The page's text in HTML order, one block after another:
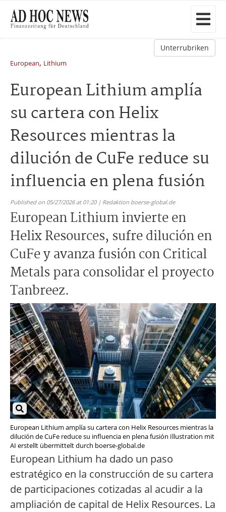
Unterrubriken
European, Lithium
European Lithium amplía
su cartera con Helix
Resources mientras la
dilución de CuFe reduce su
influencia en plena fusión
Published on 05/27/2026 at 01:20 | Redaktion boerse-global.de
European Lithium invierte en
Helix Resources, sufre dilución en
CuFe y avanza fusión con Critical
Metals para consolidar el proyecto
Tanbreez.
European Lithium amplía su cartera con Helix Resources mientras la
dilución de CuFe reduce su influencia en plena fusión Illustration mit
AI erstellt übermittelt durch boerse-global.de
European Lithium ha dado un paso
estratégico en la construcción de su cartera
de participaciones cotizadas al acudir a la
ampliación de capital de Helix Resources. La